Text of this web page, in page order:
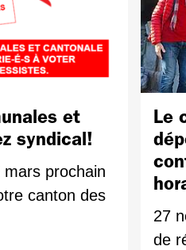
et
syndical!
prochain
canton des
Le
27
de